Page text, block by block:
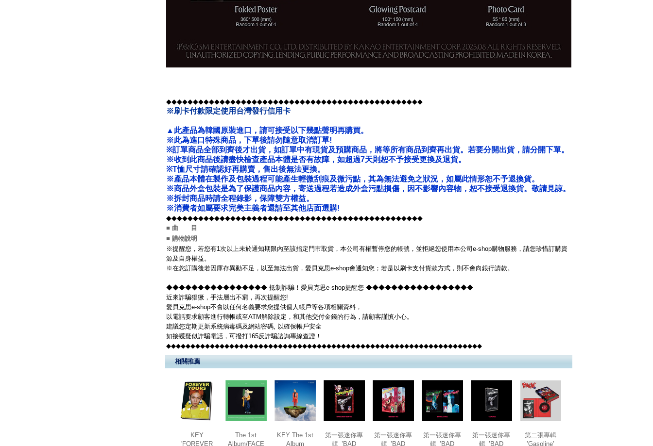
◆◆◆◆◆◆◆◆◆◆◆◆◆◆◆◆◆◆◆◆◆◆◆◆◆◆◆◆◆◆◆◆◆◆◆◆◆◆◆◆◆◆◆◆◆◆◆◆
※刷卡付款限定使用台灣發行信用卡
▲此產品為韓國原裝進口，請可接受以下幾點聲明再購買。
※此為進口特殊商品，下單後請勿隨意取消訂單!
※訂單商品全部到齊後才出貨，如訂單中有現貨及預購商品，將等所有商品到齊再出貨。若要分開出貨，請分開下單。
※收到此商品後請盡快檢查產品本體是否有故障，如超過7天則恕不予接受更換及退貨。
※T恤尺寸請確認好再購賣，售出後無法更換。
※產品本體在製作及包裝過程可能產生輕微刮痕及微污點，其為無法避免之狀況，如屬此情形恕不予退換貨。
※商品外盒包裝是為了保護商品內容，寄送過程若造成外盒污點損傷，因不影響內容物，恕不接受退換貨。敬請見諒。
※拆封商品時請全程錄影，保障雙方權益。
※消費者如屬要求完美主義者還請至其他店面選購!
◆◆◆◆◆◆◆◆◆◆◆◆◆◆◆◆◆◆◆◆◆◆◆◆◆◆◆◆◆◆◆◆◆◆◆◆◆◆◆◆◆◆◆◆◆◆◆◆
■ 曲 目
■ 購物說明
※提醒您，若您有1次以上未於通知期限內至該指定門巿取貨，本公司有權暫停您的帳號，並拒絕您使用本公司e-shop購物服務，請您珍惜訂購資
源及自身權益。
※在您訂購後若因庫存異動不足，以至無法出貨，愛貝克思e-shop會通知您；若是以刷卡支付貨款方式，則不會向銀行請款。
◆◆◆◆◆◆◆◆◆◆◆◆◆◆◆◆ 抵制詐騙！愛貝克思e-shop提醒您 ◆◆◆◆◆◆◆◆◆◆◆◆◆◆◆◆◆
近來詐騙猖獗，手法層出不窮，再次提醒您!
愛貝克思e-shop不會以任何名義要求您提供個人帳戶等各項相關資料，
以電話要求顧客進行轉帳或至ATM解除設定，和其他交付金錢的行為，請顧客謹慎小心。
建議您定期更新系統病毒碼及網站密碼, 以確保帳戶安全
如接獲疑似詐騙電話，可撥打165反詐騙諮詢專線查證！
◆◆◆◆◆◆◆◆◆◆◆◆◆◆◆◆◆◆◆◆◆◆◆◆◆◆◆◆◆◆◆◆◆◆◆◆◆◆◆◆◆◆◆◆◆◆◆◆◆◆◆◆◆◆◆◆◆◆◆◆◆◆◆◆◆
相關推薦
KEY
'FOREVER
The 1st
Album/FACE
KEY The 1st
Album
第一張迷你專
輯_’BAD
第一張迷你專
輯_’BAD
第一張迷你專
輯_’BAD
第一張迷你專
輯_’BAD
第二張專輯
’Gasoline’